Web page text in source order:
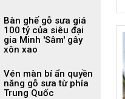
Bàn ghế gỗ sưa giá
100 tỷ của siêu đại
gia Minh 'Sâm' gây
xôn xao
Vén màn bí ẩn quyền
năng gỗ sưa từ phía
Trung Quốc